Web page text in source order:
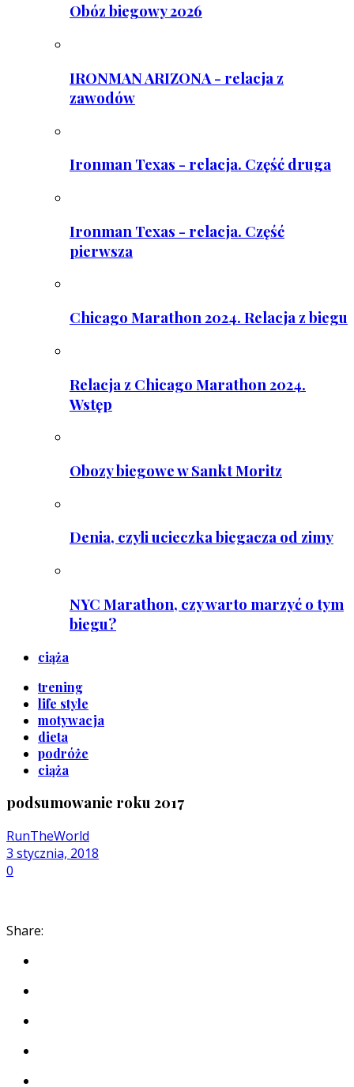
Obóz biegowy 2026
IRONMAN ARIZONA - relacja z
zawodów
Ironman Texas - relacja. Część druga
Ironman Texas - relacja. Część
pierwsza
Chicago Marathon 2024. Relacja z biegu
Relacja z Chicago Marathon 2024.
Wstęp
Obozy biegowe w Sankt Moritz
Denia, czyli ucieczka biegacza od zimy
NYC Marathon, czy warto marzyć o tym
biegu?
ciąża
trening
life style
motywacja
dieta
podróże
ciąża
podsumowanie roku 2017
RunTheWorld
3 stycznia, 2018
0
Share: